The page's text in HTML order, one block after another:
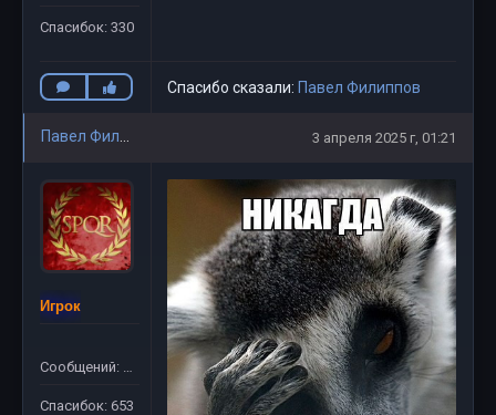
Спасибок: 330
Спасибо сказали: Павел Филиппов
3 апреля 2025 г, 01:21
Игрок
Сообщений: 781
Спасибок: 653